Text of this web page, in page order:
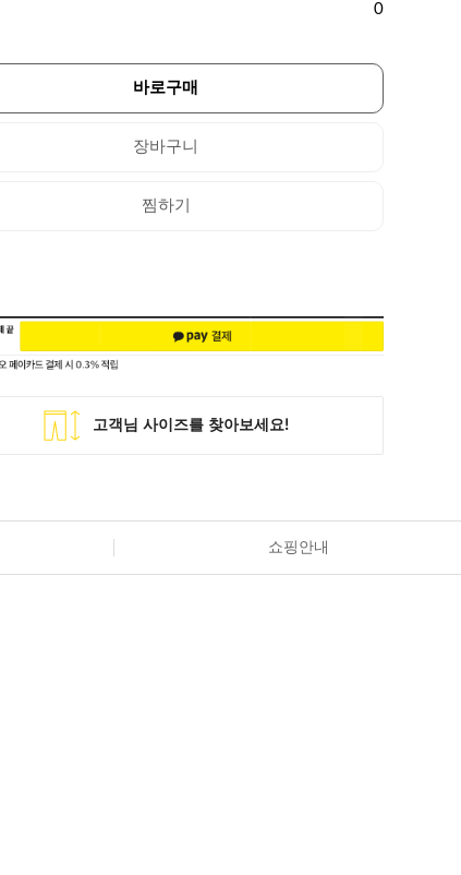
0
바로구매
장바구니
찜하기
쇼핑안내